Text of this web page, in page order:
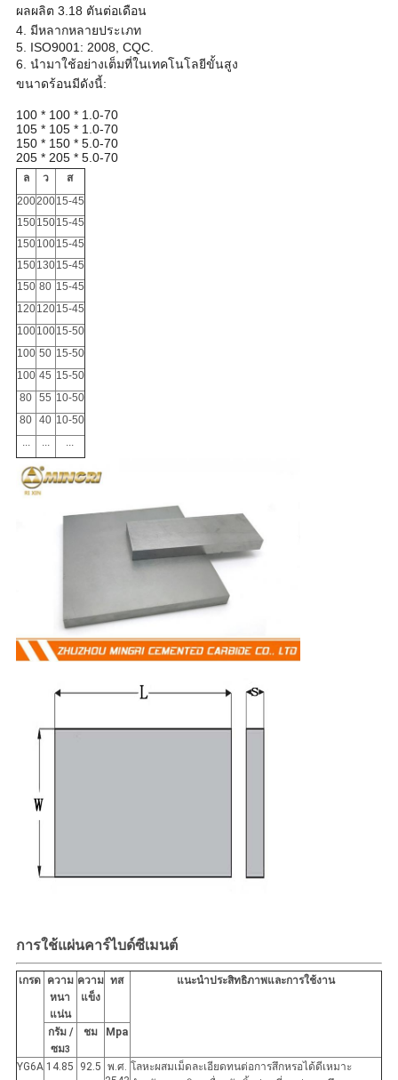
ผลผลิต 3.18 ตันต่อเดือน
4. มีหลากหลายประเภท
5. ISO9001: 2008, CQC.
6. นำมาใช้อย่างเต็มที่ในเทคโนโลยีขั้นสูง
ขนาดร้อนมีดังนี้:
100 * 100 * 1.0-70
105 * 105 * 1.0-70
150 * 150 * 5.0-70
205 * 205 * 5.0-70
ล ว
ส
20020015-45
15015015-45
15010015-45
15013015-45
150 80 15-45
12012015-45
10010015-50
100 50 15-50
100 45 15-50
80
55 10-50
80
40 10-50
...
... ...
การใช้แผ่นคาร์ไบด์ซีเมนต์
เกรด ความ
หนา
แน่น
ความ
แข็ง
ทส แนะนำประสิทธิภาพและการใช้งาน
กรัม /
ซม3
ชม Mpa
YG6A 14.85 92.5 พ.ศ. โลหะผสมเม็ดละเอียดทนต่อการสึกหรอได้ดีเหมาะ